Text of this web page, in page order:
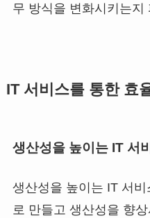
무 방식을 변화시키는지
IT 서비스를 통한 효
생산성을 높이는 IT 서
생산성을 높이는 IT 서
로 만들고 생산성을 향